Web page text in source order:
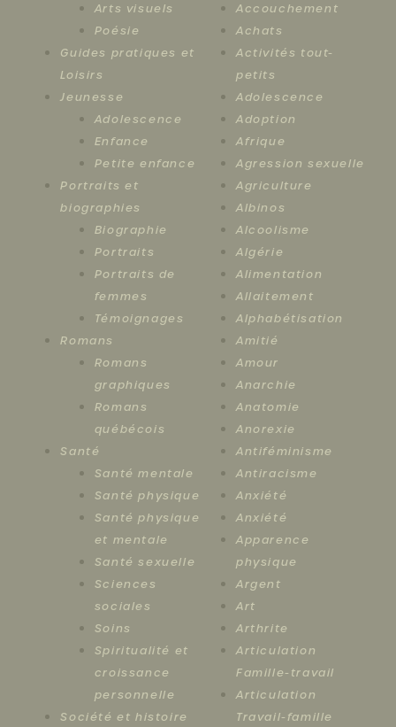
Arts visuels
Poésie
Guides pratiques et
Loisirs
Jeunesse
Adolescence
Enfance
Petite enfance
Portraits et
biographies
Biographie
Portraits
Portraits de
femmes
Témoignages
Romans
Romans
graphiques
Romans
québécois
Santé
Santé mentale
Santé physique
Santé physique
et mentale
Santé sexuelle
Sciences
sociales
Soins
Spiritualité et
croissance
personnelle
Société et histoire
Accouchement
Achats
Activités tout-
petits
Adolescence
Adoption
Afrique
Agression sexuelle
Agriculture
Albinos
Alcoolisme
Algérie
Alimentation
Allaitement
Alphabétisation
Amitié
Amour
Anarchie
Anatomie
Anorexie
Antiféminisme
Antiracisme
Anxiété
Anxiété
Apparence
physique
Argent
Art
Arthrite
Articulation
Famille-travail
Articulation
Travail-famille